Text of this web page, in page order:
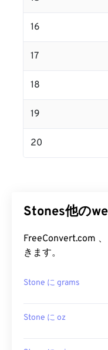
16
17
18
19
20
Stones他の
FreeConvert.com
きます。
Stone に grams
Stone に oz